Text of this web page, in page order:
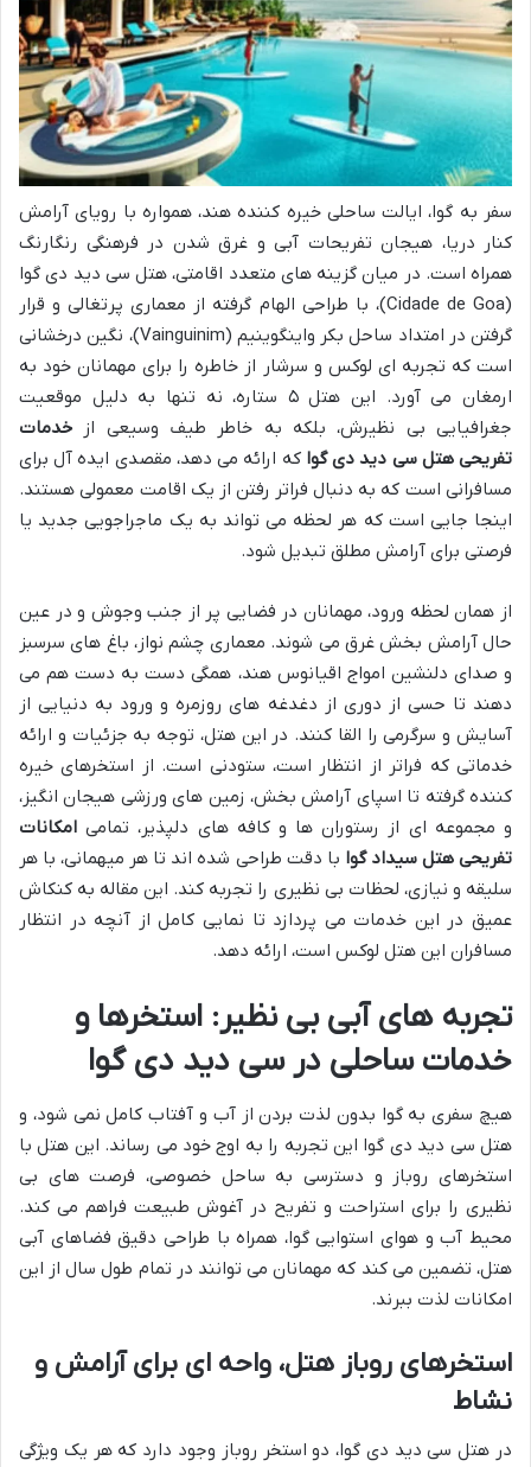
سفر به گوا، ایالت ساحلی خیره کننده هند، همواره با رویای آرامش
کنار دریا، هیجان تفریحات آبی و غرق شدن در فرهنگی رنگارنگ
همراه است. در میان گزینه های متعدد اقامتی، هتل سی دید دی گوا
(Cidade de Goa)، با طراحی الهام گرفته از معماری پرتغالی و قرار
گرفتن در امتداد ساحل بکر واینگوینیم (Vainguinim)، نگین درخشانی
است که تجربه ای لوکس و سرشار از خاطره را برای مهمانان خود به
ارمغان می آورد. این هتل ۵ ستاره، نه تنها به دلیل موقعیت
جغرافیایی بی نظیرش، بلکه به خاطر طیف وسیعی از خدمات
تفریحی هتل سی دید دی گوا که ارائه می دهد، مقصدی ایده آل برای
مسافرانی است که به دنبال فراتر رفتن از یک اقامت معمولی هستند.
اینجا جایی است که هر لحظه می تواند به یک ماجراجویی جدید یا
فرصتی برای آرامش مطلق تبدیل شود.
از همان لحظه ورود، مهمانان در فضایی پر از جنب وجوش و در عین
حال آرامش بخش غرق می شوند. معماری چشم نواز، باغ های سرسبز
و صدای دلنشین امواج اقیانوس هند، همگی دست به دست هم می
دهند تا حسی از دوری از دغدغه های روزمره و ورود به دنیایی از
آسایش و سرگرمی را القا کنند. در این هتل، توجه به جزئیات و ارائه
خدماتی که فراتر از انتظار است، ستودنی است. از استخرهای خیره
کننده گرفته تا اسپای آرامش بخش، زمین های ورزشی هیجان انگیز،
و مجموعه ای از رستوران ها و کافه های دلپذیر، تمامی امکانات
تفریحی هتل سیداد گوا با دقت طراحی شده اند تا هر میهمانی، با هر
سلیقه و نیازی، لحظات بی نظیری را تجربه کند. این مقاله به کنکاش
عمیق در این خدمات می پردازد تا نمایی کامل از آنچه در انتظار
مسافران این هتل لوکس است، ارائه دهد.
تجربه های آبی بی نظیر: استخرها و
خدمات ساحلی در سی دید دی گوا
هیچ سفری به گوا بدون لذت بردن از آب و آفتاب کامل نمی شود، و
هتل سی دید دی گوا این تجربه را به اوج خود می رساند. این هتل با
استخرهای روباز و دسترسی به ساحل خصوصی، فرصت های بی
نظیری را برای استراحت و تفریح در آغوش طبیعت فراهم می کند.
محیط آب و هوای استوایی گوا، همراه با طراحی دقیق فضاهای آبی
هتل، تضمین می کند که مهمانان می توانند در تمام طول سال از این
امکانات لذت ببرند.
استخرهای روباز هتل، واحه ای برای آرامش و
نشاط
در هتل سی دید دی گوا، دو استخر روباز وجود دارد که هر یک ویژگی